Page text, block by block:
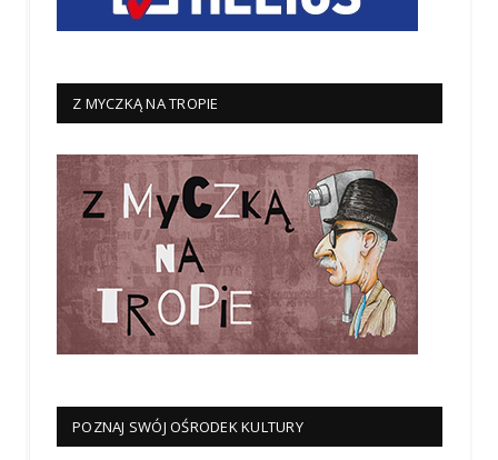
Z MYCZKĄ NA TROPIE
POZNAJ SWÓJ OŚRODEK KULTURY